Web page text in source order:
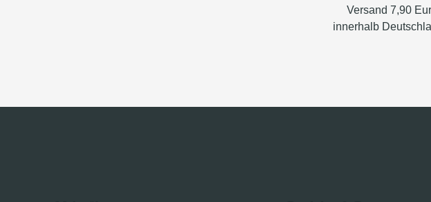
Versand 7,90
innerhalb